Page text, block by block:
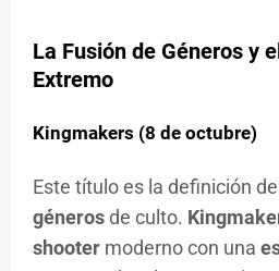
La Fusión de Géneros y
Extremo
Kingmakers (8 de octubre)
Este título es la definición
génerosde culto.
shooter moderno con una